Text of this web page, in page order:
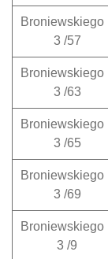
Broniewskiego
3 /57
Broniewskiego
3 /63
Broniewskiego
3 /65
Broniewskiego
3 /69
Broniewskiego
3 /9